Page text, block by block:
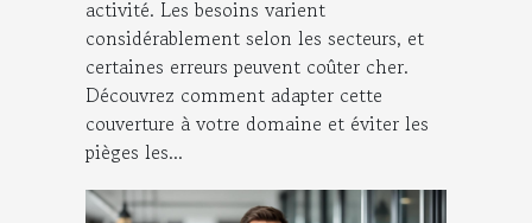
activité. Les besoins varient
considérablement selon les secteurs, et
certaines erreurs peuvent coûter cher.
Découvrez comment adapter cette
couverture à votre domaine et éviter les
pièges les...